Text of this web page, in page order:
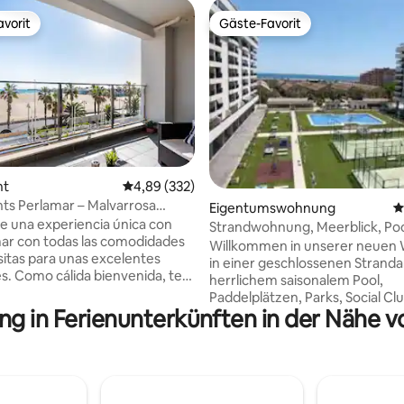
4,83 von 5, 332 Bewertungen
Durchschnittliche Bewertung: 4,89 von 5,
4,89 (332)
Perlamar – Malvarrosa
una experiencia única con
con todas las comodidades
para unas excelentes
Como cálida bienvenida, te
tu visita con un delicioso
el lugar perfecto para relajarte
Gäste-Favorit
Gäste-Favorit
Eigentumswohnung
Strandwohnung, Meerblick,
bewachter Komplex.
Willkommen in unserer neuen
in einer geschlossenen
herrlichem saisonalem Pool,
Paddelplätzen, Parks, Social
und 24-Stunden-
100 m von einem
Bootsfahrten und Kinderparks
in Ferienunterkünften in der Nähe